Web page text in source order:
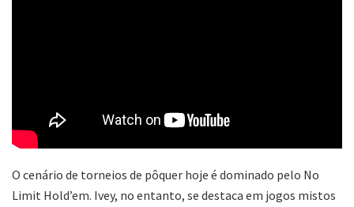
O cenário de torneios de pôquer hoje é dominado pelo No
Limit Hold’em. Ivey, no entanto, se destaca em jogos mistos